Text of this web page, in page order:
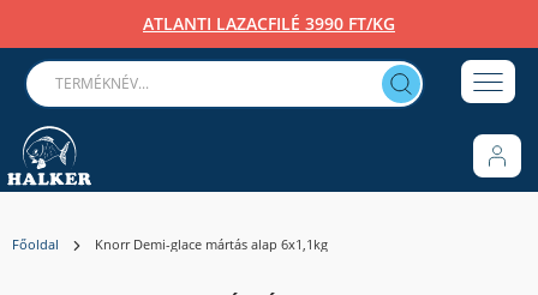
ATLANTI LAZACFILÉ 3990 FT/KG
Főoldal Knorr Demi-glace mártás alap 6x1,1kg